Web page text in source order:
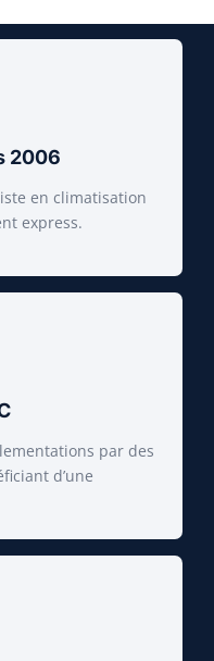
2006
en climatisation
express.
par des
d’une